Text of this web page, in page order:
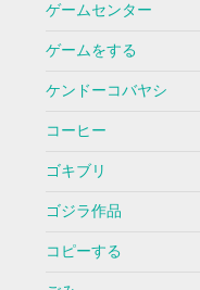
ゲームセンター
ゲームをする
ケンドーコバヤシ
コーヒー
ゴキブリ
ゴジラ作品
コピーする